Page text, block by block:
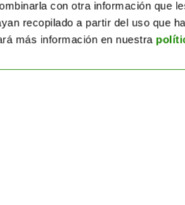
con otra información que
recopilado a partir del uso que
más información en nuestra
de menor
para